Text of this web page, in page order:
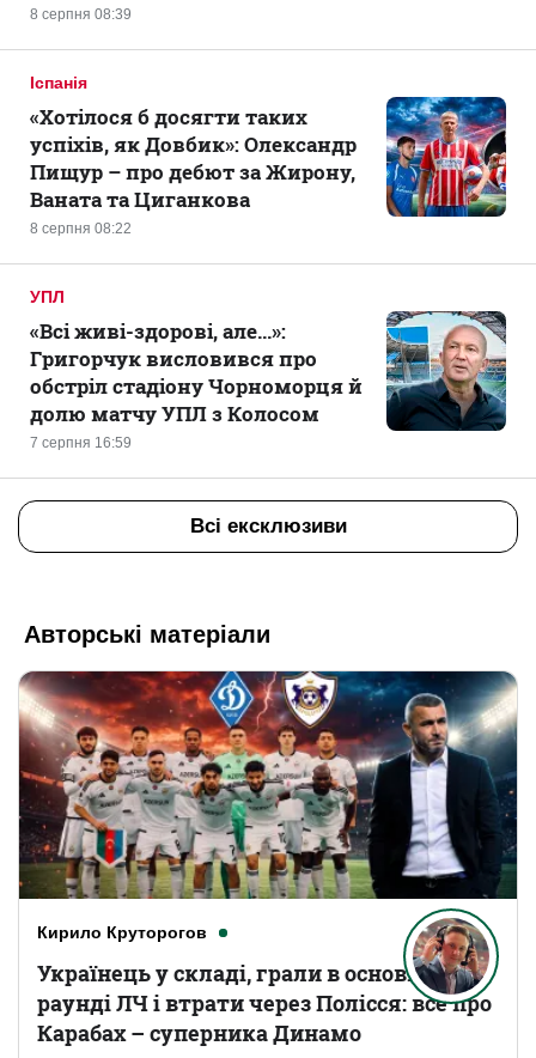
8 серпня 08:39
Іспанія
8 серпня 08:22
«Хотілося б досягти таких
успіхів, як Довбик»: Олександр
Пищур – про дебют за Жирону,
Ваната та Циганкова
УПЛ
7 серпня 16:59
«Всі живі-здорові, але...»:
Григорчук висловився про
обстріл стадіону Чорноморця й
долю матчу УПЛ з Колосом
Всі ексклюзиви
Авторські матеріали
Кирило Круторогов
Українець у складі, грали в основному
раунді ЛЧ і втрати через Полісся: все про
Карабах – суперника Динамо